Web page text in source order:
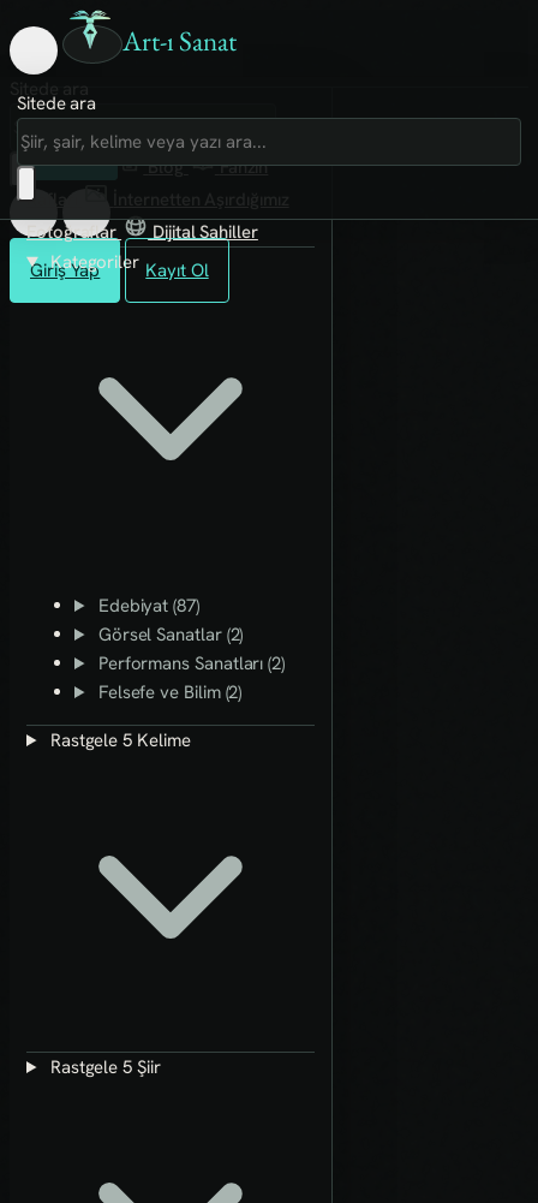
Art-ı Sanat
Giriş Yap Kayıt Ol
Sitede ara
Art-ı Sosyal
İmece
Kütüphane
Blog
Fanzin
Rafları
Fotoğraflar
Dijital Sahiller
Kategoriler
Edebiyat (87)
Görsel Sanatlar (2)
Performans Sanatları (2)
Felsefe ve Bilim (2)
Rastgele 5 Kelime
Rastgele 5 Şiir